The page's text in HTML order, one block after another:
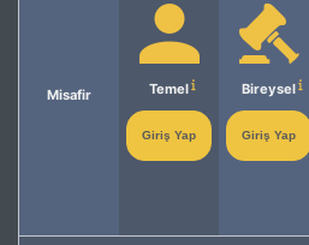
Misafir Temel
Giriş Yap
Bireysel
Giriş Yap